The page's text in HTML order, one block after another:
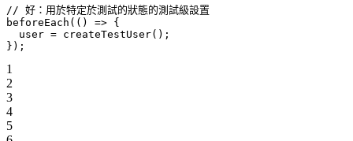
// 好：用於特定於測試的狀態的測試級設置
beforeEach (() => {
  user
= createTestUser();
});
1
2
3
4
5